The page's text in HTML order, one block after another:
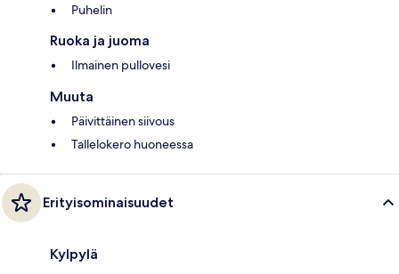
Puhelin
Ruoka ja juoma
Ilmainen pullovesi
Muuta
Päivittäinen siivous
Tallelokero huoneessa
Erityisominaisuudet
Kylpylä